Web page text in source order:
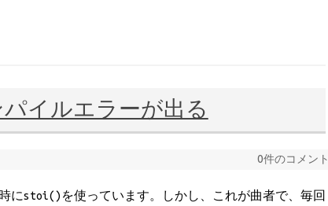
イルエラーが出る
0件のコメント
にstoi()を使っています。しかし、これが曲者で、毎回